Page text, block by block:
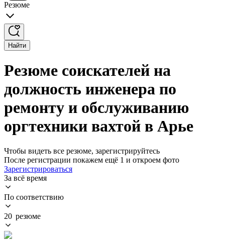
Резюме
Найти
Резюме соискателей на
должность инженера по
ремонту и обслуживанию
оргтехники вахтой в Арье
Чтобы видеть все резюме, зарегистрируйтесь
После регистрации покажем ещё 1 и откроем фото
Зарегистрироваться
За всё время
По соответствию
20 резюме